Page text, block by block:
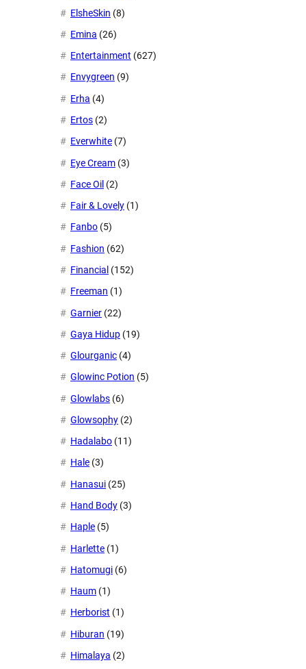
ElsheSkin (8)
Emina (26)
Entertainment (627)
Envygreen (9)
Erha (4)
Ertos (2)
Everwhite (7)
Eye Cream (3)
Face Oil (2)
Fair & Lovely (1)
Fanbo (5)
Fashion (62)
Financial (152)
Freeman (1)
Garnier (22)
Gaya Hidup (19)
Glourganic (4)
Glowinc Potion (5)
Glowlabs (6)
Glowsophy (2)
Hadalabo (11)
Hale (3)
Hanasui (25)
Hand Body (3)
Haple (5)
Harlette (1)
Hatomugi (6)
Haum (1)
Herborist (1)
Hiburan (19)
Himalaya (2)